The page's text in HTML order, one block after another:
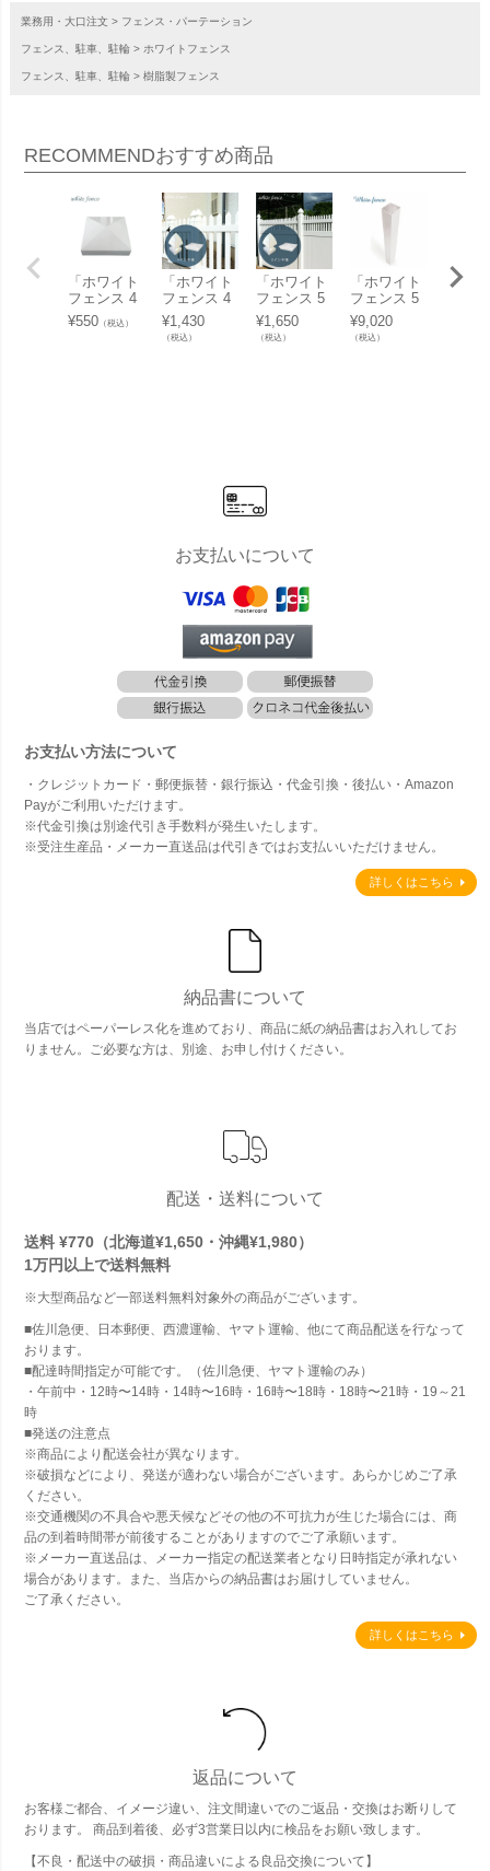
業務用・大口注文 フェンス・パーテーション
フェンス、駐車、駐輪 ホワイトフェンス
フェンス、駐車、駐輪 樹脂製フェンス
RECOMMENDおすすめ商品
「ホワイト
フェンス 4
インチ用フ
ラットキャ
¥550（税込）
「ホワイト
フェンス 4
インチ用キ
ャップ」
¥1,430
（税込）
「ホワイト
フェンス 5
インチ用キ
ャップ」
¥1,650
（税込）
「ホワイト
フェンス 5
インチ用ブ
ランクポス
ト」
¥9,020
（税込）
「ホ
お支払いについて
お支払い方法について
・クレジットカード・郵便振替・銀行振込・代金引換・後払い・Amazon
Payがご利用いただけます。
※代金引換は別途代引き手数料が発生いたします。
※受注生産品・メーカー直送品は代引きではお支払いいただけません。
詳しくはこちら
納品書について
当店ではペーパーレス化を進めており、商品に紙の納品書はお入れしてお
りません。ご必要な方は、別途、お申し付けください。
配送・送料について
送料 ¥770（北海道¥1,650・沖縄¥1,980）
1万円以上で送料無料
※大型商品など一部送料無料対象外の商品がございます。
■佐川急便、日本郵便、西濃運輸、ヤマト運輸、他にて商品配送を行なって
おります。
■配達時間指定が可能です。（佐川急便、ヤマト運輸のみ）
・午前中・12時〜14時・14時〜16時・16時〜18時・18時〜21時・19～21
時
■発送の注意点
※商品により配送会社が異なります。
※破損などにより、発送が適わない場合がございます。あらかじめご了承
ください。
※交通機関の不具合や悪天候などその他の不可抗力が生じた場合には、商
品の到着時間帯が前後することがありますのでご了承願います。
※メーカー直送品は、メーカー指定の配送業者となり日時指定が承れない
場合があります。また、当店からの納品書はお届けしていません。
ご了承ください。
詳しくはこちら
返品について
お客様ご都合、イメージ違い、注文間違いでのご返品・交換はお断りして
おります。 商品到着後、必ず3営業日以内に検品をお願い致します。
【不良・配送中の破損・商品違いによる良品交換について】